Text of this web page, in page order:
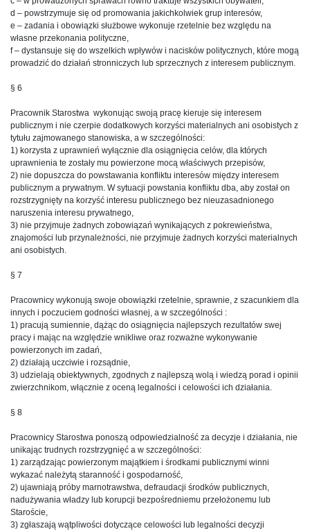
d – powstrzymuje się od promowania jakichkolwiek grup interesów,
e – zadania i obowiązki służbowe wykonuje rzetelnie bez względu na
własne przekonania polityczne,
f – dystansuje się do wszelkich wpływów i nacisków politycznych, które mogą
prowadzić do działań stronniczych lub sprzecznych z interesem publicznym.
§ 6
Pracownik Starostwa wykonując swoją pracę kieruje się interesem
publicznym i nie czerpie dodatkowych korzyści materialnych ani osobistych z
tytułu zajmowanego stanowiska, a w szczególności:
1) korzysta z uprawnień wyłącznie dla osiągnięcia celów, dla których
uprawnienia te zostały mu powierzone mocą właściwych przepisów,
2) nie dopuszcza do powstawania konfliktu interesów między interesem
publicznym a prywatnym. W sytuacji powstania konfliktu dba, aby został on
rozstrzygnięty na korzyść interesu publicznego bez nieuzasadnionego
naruszenia interesu prywatnego,
3) nie przyjmuje żadnych zobowiązań wynikających z pokrewieństwa,
znajomości lub przynależności, nie przyjmuje żadnych korzyści materialnych
ani osobistych.
§ 7
Pracownicy wykonują swoje obowiązki rzetelnie, sprawnie, z szacunkiem dla
innych i poczuciem godności własnej, a w szczególności :
1) pracują sumiennie, dążąc do osiągnięcia najlepszych rezultatów swej
pracy i mając na względzie wnikliwe oraz rozważne wykonywanie
powierzonych im zadań,
2) działają uczciwie i rozsądnie,
3) udzielają obiektywnych, zgodnych z najlepszą wolą i wiedzą porad i opinii
zwierzchnikom, włącznie z oceną legalności i celowości ich działania.
§ 8
Pracownicy Starostwa ponoszą odpowiedzialność za decyzje i działania, nie
unikając trudnych rozstrzygnięć a w szczególności:
1) zarządzając powierzonym majątkiem i środkami publicznymi winni
wykazać należytą staranność i gospodarność,
2) ujawniają próby marnotrawstwa, defraudacji środków publicznych,
nadużywania władzy lub korupcji bezpośredniemu przełożonemu lub
Staroście,
3) zgłaszają wątpliwości dotyczące celowości lub legalności decyzji